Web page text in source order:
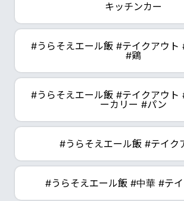
キッチンカー
#うらそえエール飯 #テイクアウト
#鶏
#うらそえエール飯 #テイクアウト
ーカリー #パン
#うらそえエール飯 #テイク
#うらそえエール飯 #中華 #テ